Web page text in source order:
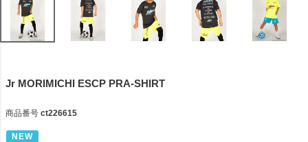
Jr MORIMICHI ESCP PRA-SHIRT
商品番号 ct226615
NEW